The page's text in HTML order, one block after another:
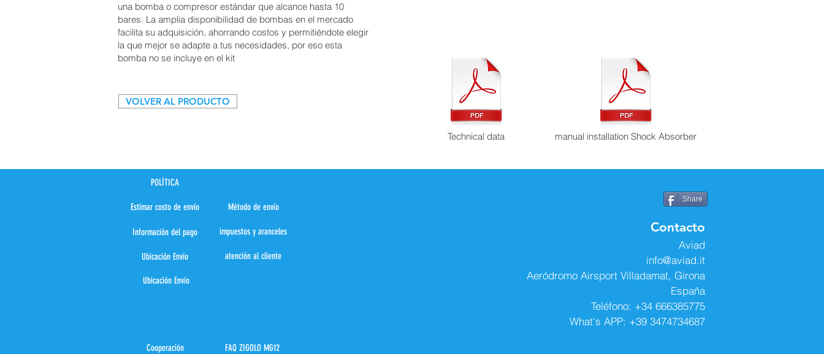
una bomba o compresor estándar que alcance hasta 10
bares. La amplia disponibilidad de bombas en el mercado
facilita su adquisición, ahorrando costos y permitiéndote elegir
la que mejor se adapte a tus necesidades, por eso esta
bomba no se incluye en el kit
VOLVER AL PRODUCTO
Technical data manual installation Shock Absorber
POLÍTICA
Estimar costo de envío
Información del pago
Ubicación Envío
Ubicación Envío
Método de envío
impuestos y aranceles
atención al cliente
Cooperación FAQ ZIGOLO MG12
Share
Contacto
Aviad
info@aviad.it
Aeródromo Airsport Villadamat, Girona
España
Teléfono: +34 666385775
What's APP: +39 3474734687